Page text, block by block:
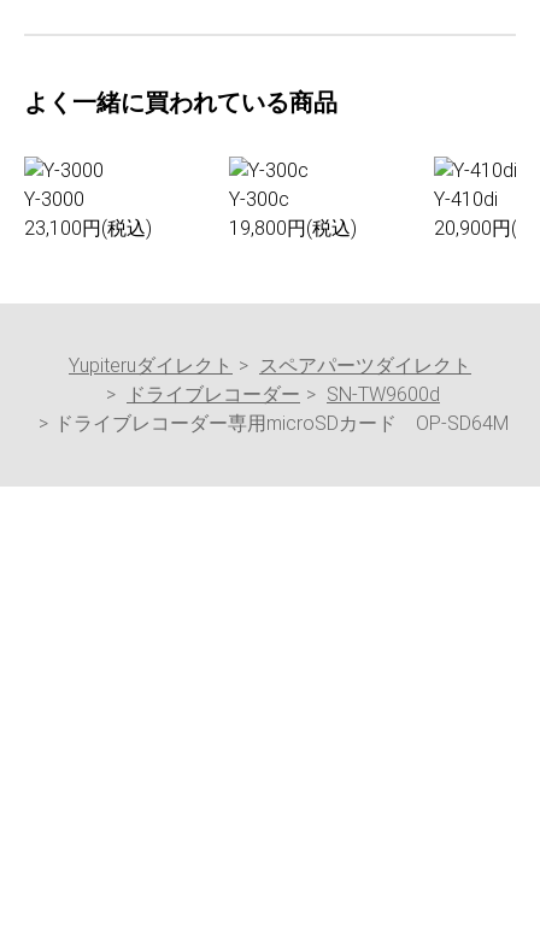
よく一緒に買われている商品
Y-3000
23,100円(税込)
Y-300c
19,800円(税込)
Y-410di
20,900円(
Yupiteruダイレクト
スペアパーツダイレクト
ドライブレコーダー
SN-TW9600d
ドライブレコーダー専用microSDカード OP-SD64M